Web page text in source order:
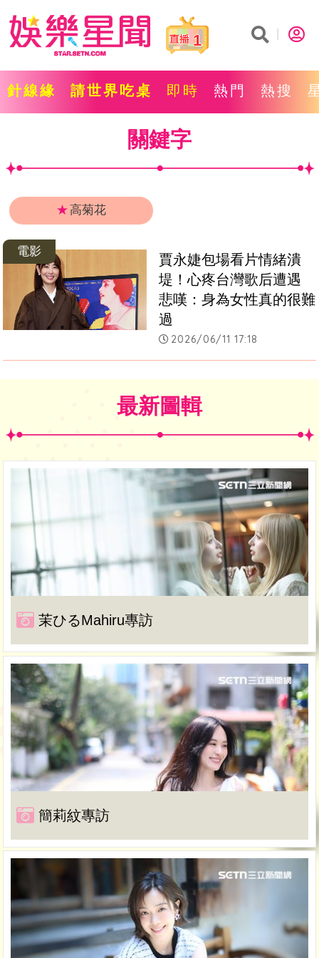
1
針線緣 請世界吃桌 即時 熱門 熱搜
關鍵字
★ 高菊花
電影
賈永婕包場看片情緒潰
堤！心疼台灣歌后遭遇
悲嘆：身為女性真的很難
過
2026/06/11 17:18
最新圖輯
茉ひるMahiru專訪
簡莉紋專訪